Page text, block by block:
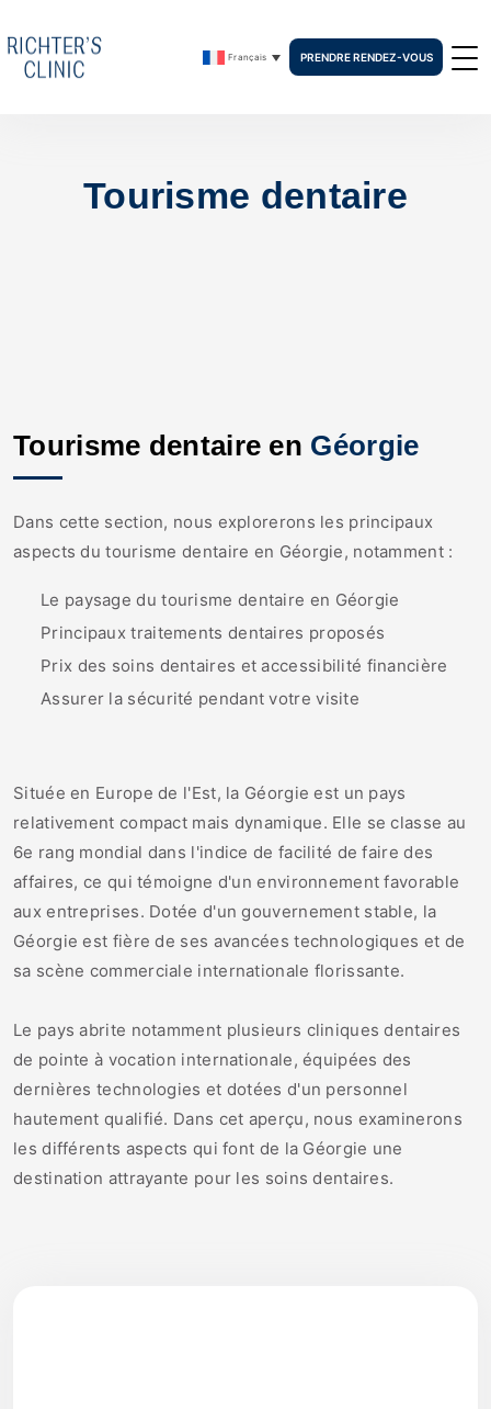
Français PRENDRE RENDEZ-VOUS
Tourisme dentaire
Tourisme dentaire en Géorgie
Dans cette section, nous explorerons les principaux
aspects du tourisme dentaire en Géorgie, notamment :
Le paysage du tourisme dentaire en Géorgie
Principaux traitements dentaires proposés
Prix des soins dentaires et accessibilité financière
Assurer la sécurité pendant votre visite
Située en Europe de l'Est, la Géorgie est un pays
relativement compact mais dynamique. Elle se classe au
6e rang mondial dans l'indice de facilité de faire des
affaires, ce qui témoigne d'un environnement favorable
aux entreprises. Dotée d'un gouvernement stable, la
Géorgie est fière de ses avancées technologiques et de
sa scène commerciale internationale florissante.
Le pays abrite notamment plusieurs cliniques dentaires
de pointe à vocation internationale, équipées des
dernières technologies et dotées d'un personnel
hautement qualifié. Dans cet aperçu, nous examinerons
les différents aspects qui font de la Géorgie une
destination attrayante pour les soins dentaires.